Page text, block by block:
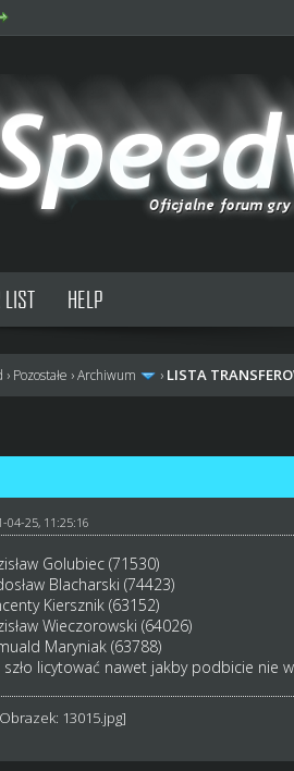
LIST HELP
› Pozostałe ›Archiwum › LISTA
04-25, 11:25:16
Golubiec (71530)
Blacharski (74423)
Kiersznik (63152)
Wieczorowski (64026)
Maryniak (63788)
szło licytować nawet jakby podbicie nie